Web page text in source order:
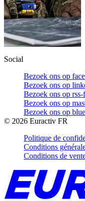
Social
Bezoek ons op
Bezoek ons op
Bezoek ons op rss-
Bezoek ons op
Bezoek ons op
© 2026 Euractiv FR
Politique de
Conditions
Conditions de